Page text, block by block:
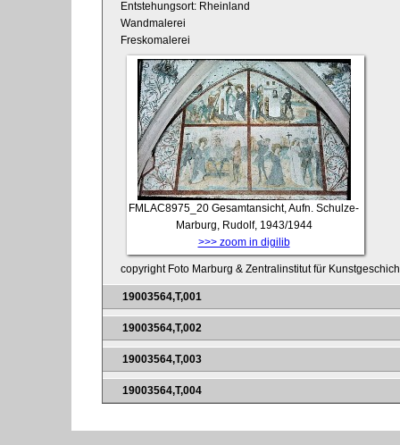
Entstehungsort: Rheinland
Wandmalerei
Freskomalerei
FMLAC8975_20 Gesamtansicht, Aufn. Schulze-
Marburg, Rudolf, 1943/1944
>>> zoom in digilib
copyright Foto Marburg & Zentralinstitut für
19003564,T,001
19003564,T,002
19003564,T,003
19003564,T,004